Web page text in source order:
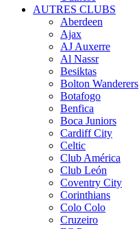
AUTRES CLUBS
Aberdeen
Ajax
AJ Auxerre
Al Nassr
Besiktas
Bolton Wanderers
Botafogo
Benfica
Boca Juniors
Cardiff City
Celtic
Club América
Club León
Coventry City
Corinthians
Colo Colo
Cruzeiro